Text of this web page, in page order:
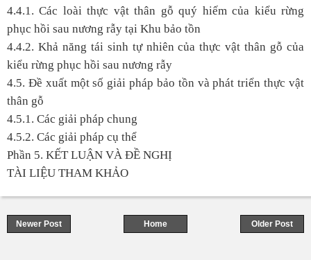
4.4.1. Các loài thực vật thân gỗ quý hiếm của kiểu rừng
phục hồi sau nương rẫy tại Khu bảo tồn
4.4.2. Khả năng tái sinh tự nhiên của thực vật thân gỗ của
kiểu rừng phục hồi sau nương rẫy
4.5. Đề xuất một số giải pháp bảo tồn và phát triển thực vật
thân gỗ
4.5.1. Các giải pháp chung
4.5.2. Các giải pháp cụ thể
Phần 5. KẾT LUẬN VÀ ĐỀ NGHỊ
TÀI LIỆU THAM KHẢO
Newer Post Older Post
Home